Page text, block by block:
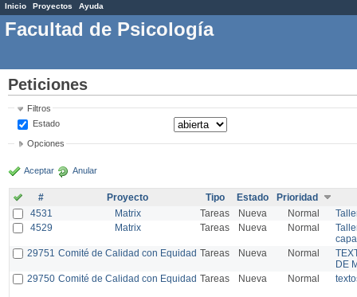
Inicio Proyectos Ayuda
Facultad de Psicología
Peticiones
Filtros
Estado
Opciones
Aceptar Anular
# Proyecto Tipo Estado
Prioridad
4531
Matrix Tareas Nueva Normal
4529
Matrix Tareas Nueva Normal
29751 Comité de Calidad con Equidad Tareas Nueva Normal
DE
29750 Comité de Calidad con Equidad Tareas Nueva Normal